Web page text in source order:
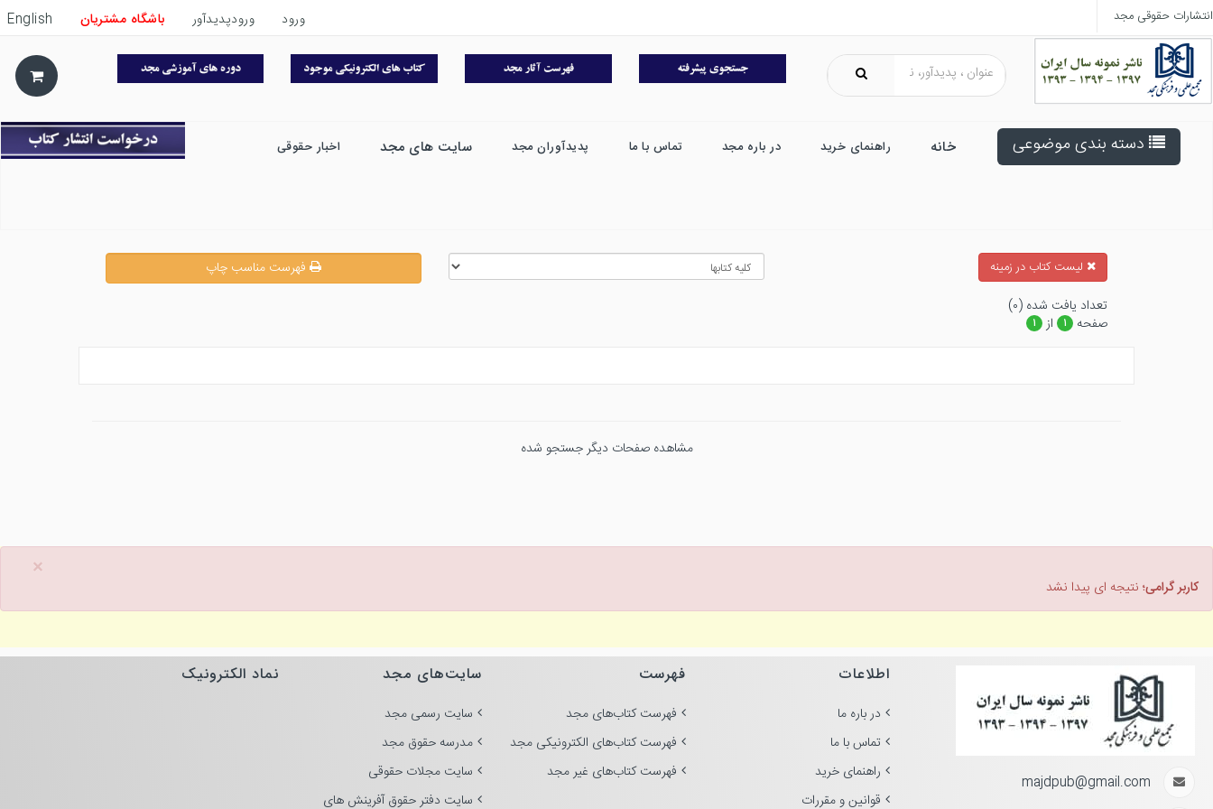
انتشارات حقوقی مجد ورود ورودپدیدآور باشگاه مشتریان English
دسته بندی موضوعی خانه راهنمای خرید در باره مجد تماس با ما پدیدآوران مجد سایت های مجد اخبار حقوقی
ليست كتاب در زمينه
فهرست مناسب چاپ
تعداد يافت شده (۰)
صفحه
۱ از ۱
مشاهده صفحات دیگر جستجو شده
×
کاربر گرامی؛ نتیجه ای پیدا نشد
majdpub@gmail.com
اطلاعات
در باره ما
تماس با ما
راهنمای خرید
قوانین و مقررات
فهرست
فهرست کتاب‌های مجد
فهرست کتاب‌های الکترونیکی مجد
فهرست کتاب‌های غیر مجد
سایت‌های مجد
سایت رسمی مجد
مدرسه حقوق مجد
سایت مجلات حقوقی
سایت دفتر حقوق آفرینش های
نماد الکترونیک